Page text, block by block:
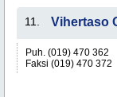
11. Vihertaso
Puh. (019) 470 362
Faksi (019) 470 372